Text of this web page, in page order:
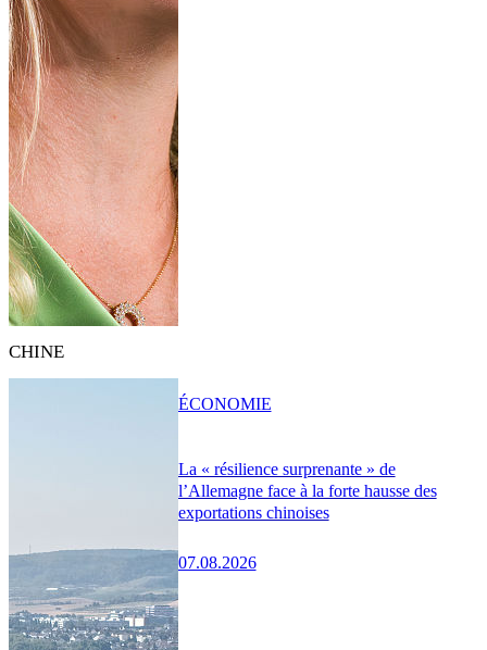
CHINE
La « résilience surprenante » de
l’Allemagne face à la forte hausse des
exportations chinoises
07.08.2026
ÉCONOMIE